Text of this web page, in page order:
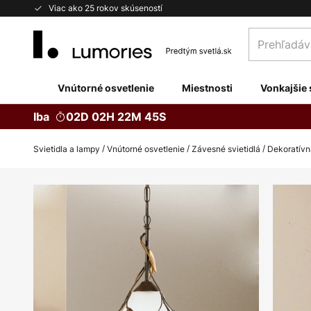
Viac ako 25 rokov skúseností
Skip
obchod
Vnútorné osvetlenie Miestnosti Vonkajšie
Iba 02D 02H 22M 45S
Svietidla a lampy Vnútorné osvetlenie Závesné svietidlá